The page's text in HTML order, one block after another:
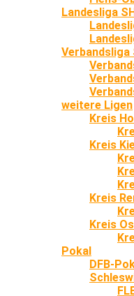
Landesliga
Verbandsliga
weitere Ligen
Kreis
Kreis
Kreis
Kreis
Pokal
DFB-